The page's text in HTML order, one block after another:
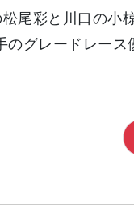
尾彩と川口の小
のグレードレース